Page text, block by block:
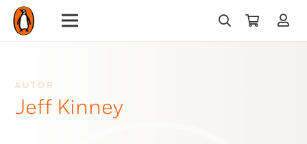
AUTOR
Jeff Kinney